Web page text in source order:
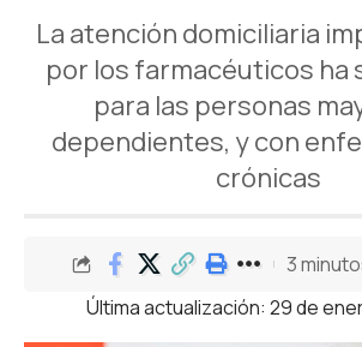
La atención domiciliaria
por los farmacéuticos ha
para las personas
dependientes, y con
crónicas
Última actualización: 29 de
3